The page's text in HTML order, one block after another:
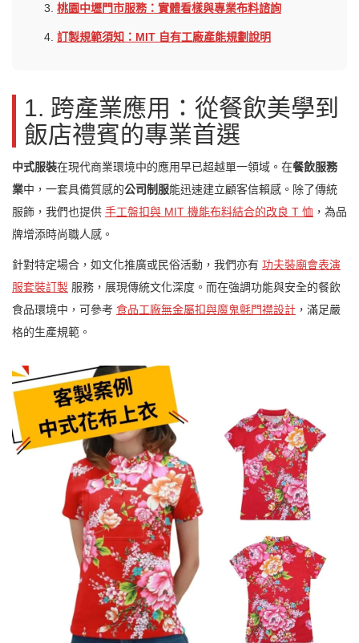
3. 桃園中壢門市服務：實體看樣與專業布料諮詢
4. 訂製規範須知：MIT 自有工廠產能規劃說明
1. 跨產業應用：從餐飲美學到
飯店禮賓的專業首選
中式服裝在現代商業環境中的應用早已超越單一領域。在餐飲服務
業中，一套具備質感的公司制服能迅速建立顧客信賴感。除了傳統
服飾，我們也提供 手工盤扣與 MIT 機能布料結合的改良 T 恤 ，為品
牌增添時尚職人感。
針對特定場合，如文化推廣或民俗活動，我們亦有 功夫裝廟會表演
服套裝訂製 服務，展現傳統文化深度。而在強調功能與安全的餐飲
食品環境中，可參考 食品工廠無金屬扣與魔鬼氈門襟設計 ，滿足嚴
格的生產規範。